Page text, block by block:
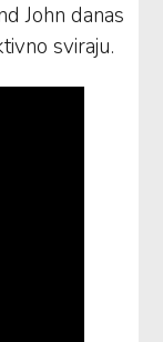
John danas
sviraju.